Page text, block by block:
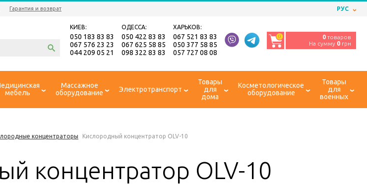
Гарантия и возврат РУС
КИЕВ:
050 183 83 83
067 576 23 23
044 209 05 21
ОДЕССА:
050 422 83 83
067 625 58 85
098 322 83 83
ХАРЬКОВ:
067 521 83 83
050 377 58 85
057 727 08 08
0 0 товаров
На сумму 0 грн
мебель
Массажное
оборудование
Электротранспорт
Товары
для
дома
Косметологическое
оборудование
Товары
для
военных
концентраторы Кислородный концентратор OLV-10
концентратор OLV-10